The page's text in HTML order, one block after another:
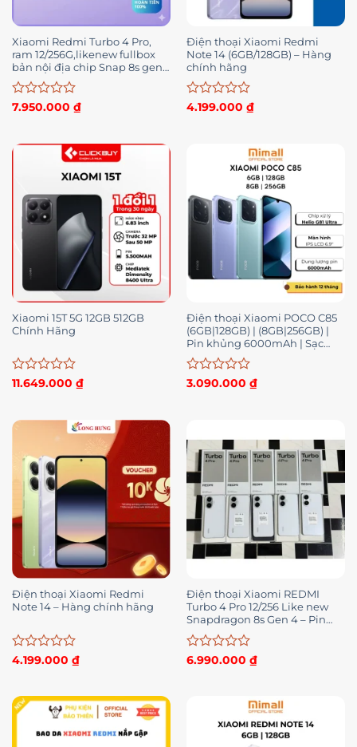
Xiaomi Redmi Turbo 4 Pro,
ram 12/256G,likenew fullbox
bản nội địa chip Snap 8s gen
4, bảo hành 1 đổi 1 –
Wingmobile
Được
0
7.950.000 ₫
Điện thoại Xiaomi Redmi
Note 14 (6GB/128GB) – Hàng
chính hãng
Được
4.199.000 ₫
Xiaomi 15T 5G 12GB 512GB
Chính Hãng
Được
0
11.649.000 ₫
Điện thoại Xiaomi POCO C85
(6GB|128GB) | (8GB|256GB) |
Pin khủng 6000mAh | Sạc
nhanh 33W- Hàng chính hãng
– BH 12 tháng
Được
sao
3.090.000 ₫
Điện thoại Xiaomi Redmi
Note 14 – Hàng chính hãng
Được
0
5
4.199.000 ₫
Điện thoại Xiaomi REDMI
Turbo 4 Pro 12/256 Like new
Snapdragon 8s Gen 4 – Pin
7550mAh
Được
6.990.000 ₫